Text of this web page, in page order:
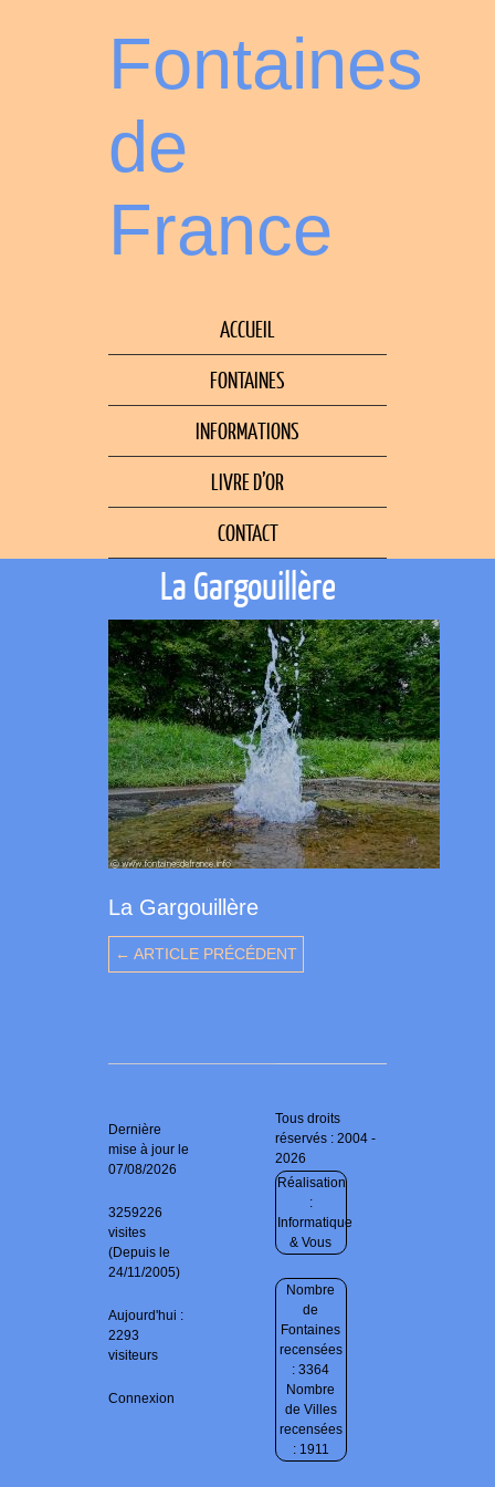
Fontaines
de
France
ACCUEIL
FONTAINES
INFORMATIONS
LIVRE D’OR
CONTACT
La Gargouillère
La Gargouillère
← ARTICLE PRÉCÉDENT
Dernière
mise à jour le
07/08/2026
3259226
visites
(Depuis le
24/11/2005)
Aujourd'hui :
2293
visiteurs
Connexion
Tous droits
réservés : 2004 -
2026
Réalisation
:
Informatique
& Vous
Nombre
de
Fontaines
recensées
: 3364
Nombre
de Villes
recensées
: 1911